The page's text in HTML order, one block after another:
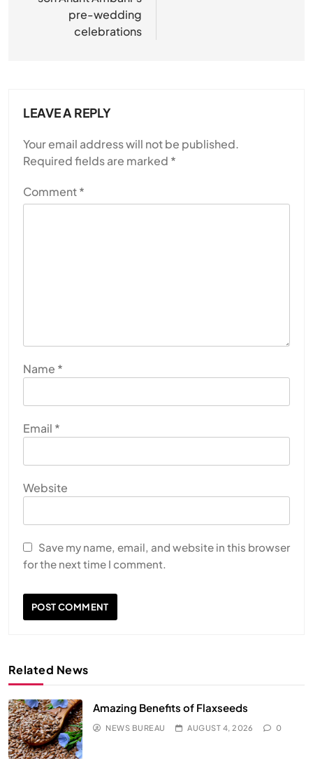
pre-wedding
celebrations
LEAVE A REPLY
Your email address will not be published.
Required fields are marked *
Comment*
Name *
Email *
Website
Save my name, email, and website in this browser
for the next time I comment.
Related News
Amazing Benefits of Flaxseeds
NEWS BUREAU AUGUST 4, 2026 0